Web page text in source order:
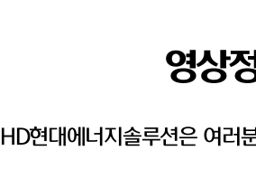
영상
HD현대에너지솔루션은 여러